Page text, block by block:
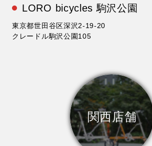
LORO bicycles 駒沢公園
東京都世田谷区深沢2-19-20
クレードル駒沢公園105
関西店舗